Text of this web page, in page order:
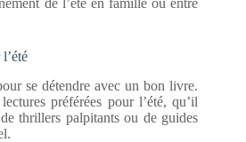
de l’été en famille ou entre
se détendre avec un bon livre.
préférées pour l’été, qu’il
thrillers palpitants ou de guides